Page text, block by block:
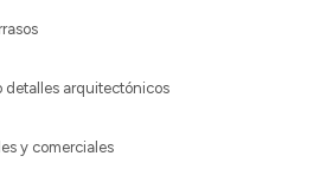
detalles arquitectónicos
y comerciales